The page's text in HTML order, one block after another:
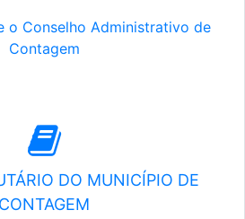
o Conselho Administrativo de
Contagem
DO MUNICÍPIO DE
CONTAGEM